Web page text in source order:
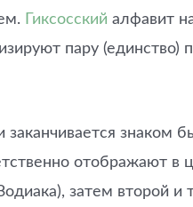
Гиксосский алфавит
пару
знаком
отображают в
затем второй и